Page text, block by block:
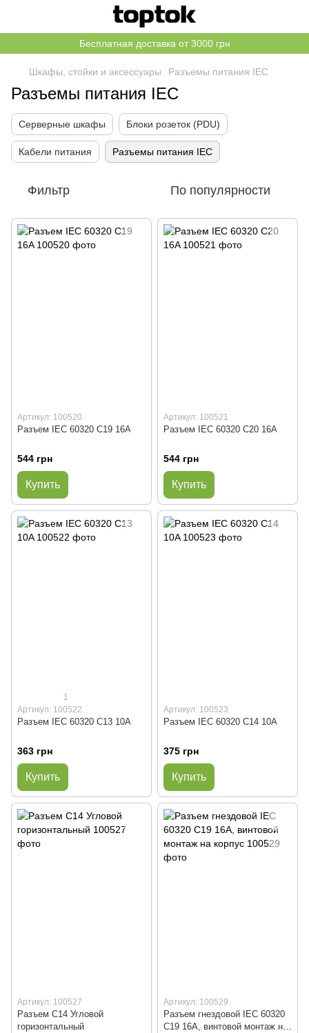
Бесплатная доставка от 3000 грн
Шкафы, стойки и аксессуары Разъемы питания IEC
Разъемы питания IEC
Серверные шкафы Блоки розеток (PDU)
Кабели питания Разъемы питания IEC
Фильтр По популярности
Артикул: 100520
Разъем IEC 60320 C19 16A
544 грн
Купить
Артикул: 100521
Разъем IEC 60320 C20 16A
544 грн
Купить
1
Артикул: 100522
Разъем IEC 60320 C13 10A
363 грн
Купить
Артикул: 100523
Разъем IEC 60320 C14 10A
375 грн
Купить
Артикул: 100527
Разъем С14 Угловой
горизонтальный
Артикул: 100529
Разъем гнездовой IEC 60320
C19 16А, винтовой монтаж на